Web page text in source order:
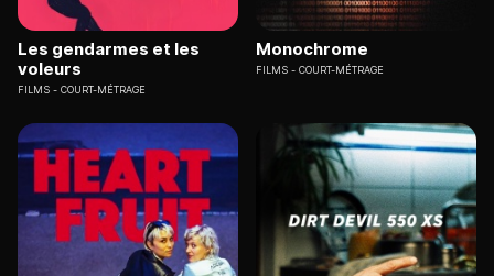
Les gendarmes et les
voleurs
FILMS COURT-MÉTRAGE
Monochrome
FILMS COURT-MÉTRAGE